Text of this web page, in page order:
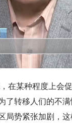
在某种程度上会
了转移人们的不
势紧张加剧，这